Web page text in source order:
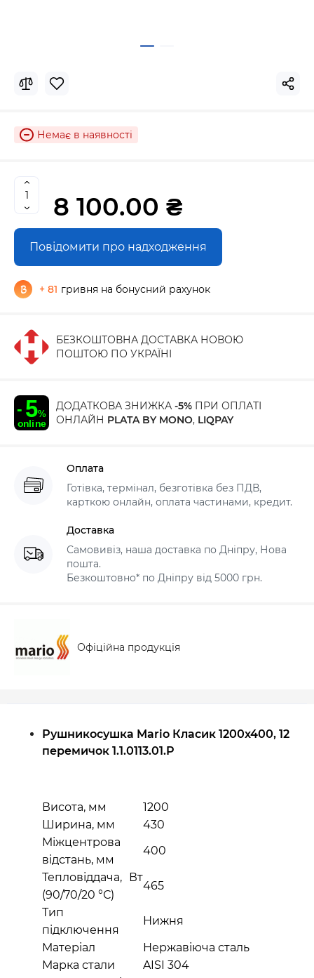
Немає в наявності
8 100.00 ₴
Повідомити про надходження
+ 81 гривня на бонусний рахунок
БЕЗКОШТОВНА ДОСТАВКА НОВОЮ
ПОШТОЮ ПО УКРАЇНІ
ДОДАТКОВА ЗНИЖКА -5% ПРИ ОПЛАТІ
ОНЛАЙН PLATA BY MONO, LIQPAY
Оплата
Готівка, термінал, безготівка без ПДВ,
карткою онлайн, оплата частинами, кредит.
Доставка
Самовивіз, наша доставка по Дніпру, Нова
пошта.
Безкоштовно* по Дніпру від 5000 грн.
Офіційна продукція
Рушникосушка Mario Класик 1200х400, 12
перемичок 1.1.0113.01.P
Висота, мм
1200
Ширина, мм
430
Міжцентрова
відстань, мм
400
Тепловіддача, Вт
(90/70/20 °С)
465
Тип
підключення
Нижня
Матеріал
Нержавіюча сталь
Марка стали
AISI 304